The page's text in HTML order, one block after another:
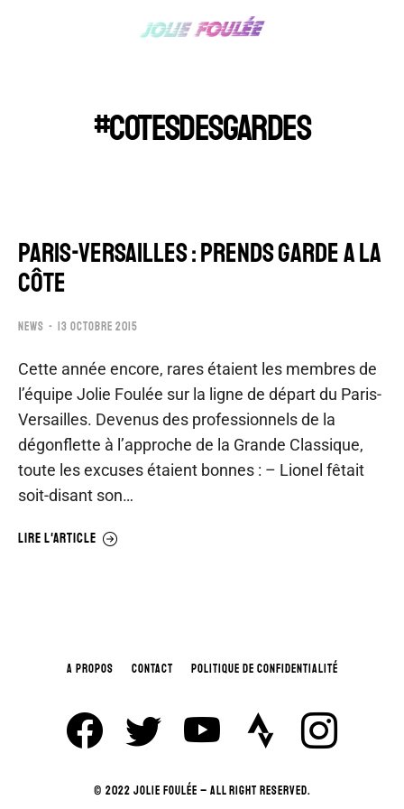
#COTESDESGARDES
PARIS-VERSAILLES : PRENDS GARDE A LA
CÔTE
NEWS 13 OCTOBRE 2015
Cette année encore, rares étaient les membres de
l’équipe Jolie Foulée sur la ligne de départ du Paris-
Versailles. Devenus des professionnels de la
dégonflette à l’approche de la Grande Classique,
toute les excuses étaient bonnes : – Lionel fêtait
soit-disant son…
LIRE L'ARTICLE
A PROPOS CONTACT POLITIQUE DE CONFIDENTIALITÉ
© 2022 JOLIE FOULÉE – ALL RIGHT RESERVED.